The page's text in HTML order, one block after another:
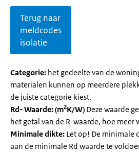
Terug naar
meldcodes
isolatie
Categorie: het gedeelte van de
materialen kunnen op meerdere
de juiste categorie kiest.
Rd- Waarde: (m2K/W) Deze waarde
het getal van de R-waarde, hoe
Minimale dikte: Let op! De minimale
aan de minimale Rd waarde te